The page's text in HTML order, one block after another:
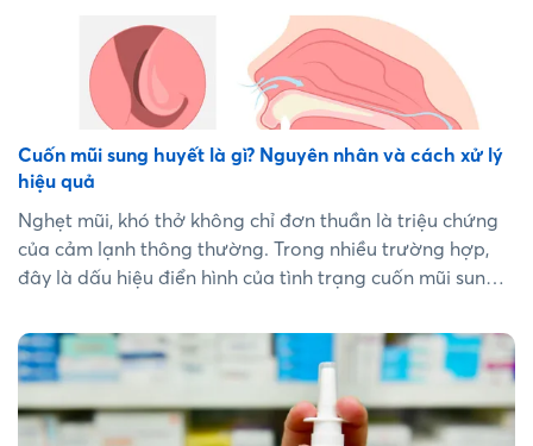
Cuốn mũi sung huyết là gì? Nguyên nhân và cách xử lý
hiệu quả
Nghẹt mũi, khó thở không chỉ đơn thuần là triệu chứng
của cảm lạnh thông thường. Trong nhiều trường hợp,
đây là dấu hiệu điển hình của tình trạng cuốn mũi sung
tình trạng này có thể dẫn đến viêm xoang mãn tính,
giảm khứu giác và ảnh hưởng nghiêm trọng đến chất
lượng giấc ngủ. Bài viết dưới đây sẽ cung cấp cái nhìn
chuyên sâu từ góc độ y khoa về nguyên nhân và các giải